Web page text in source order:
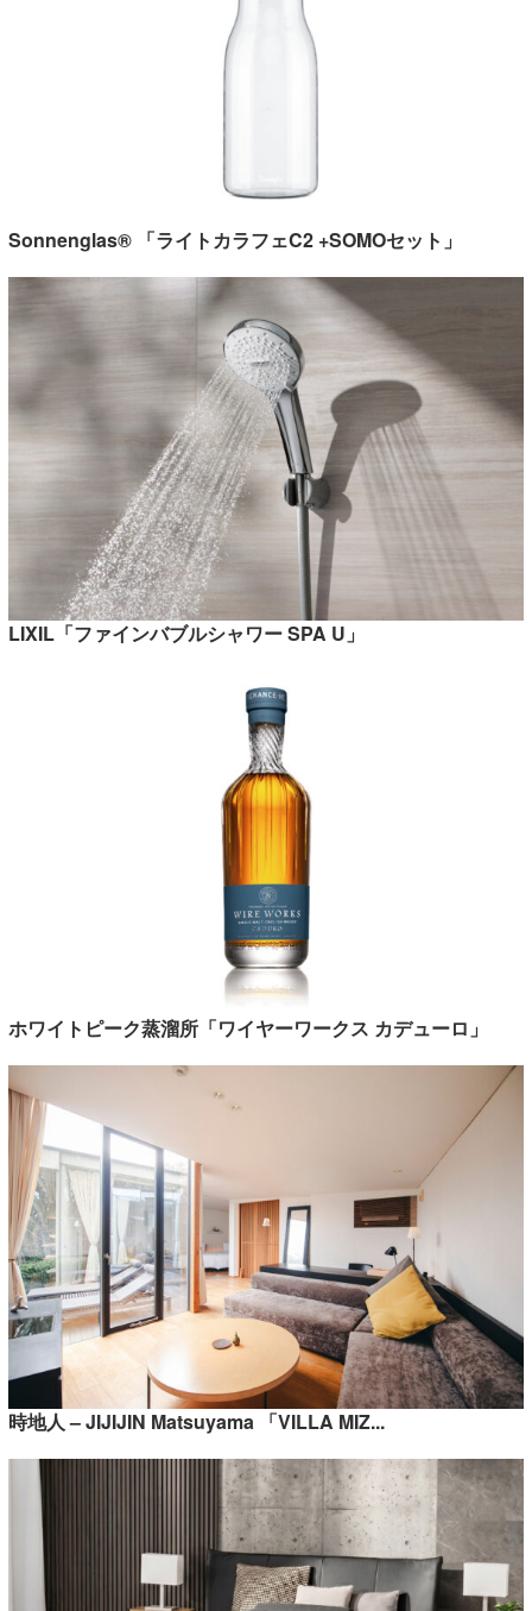
Sonnenglas® 「ライトカラフェC2 +SOMOセット」
LIXIL「ファインバブルシャワー SPA U」
ホワイトピーク蒸溜所「ワイヤーワークス カデューロ」
時地人 – JIJIJIN Matsuyama 「VILLA MIZ...